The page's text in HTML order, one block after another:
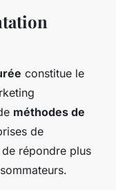
constitue le
méthodes de
de
répondre plus